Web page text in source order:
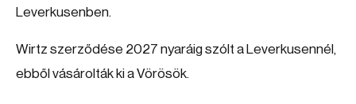
Leverkusenben.
Wirtz szerződése 2027 nyaráig szólt a Leverkusennél,
ebből vásárolták ki a Vörösök.